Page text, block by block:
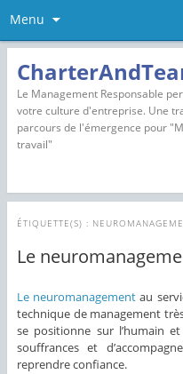
Menu
Le Management Responsable
votre culture d'entreprise. Une
parcours de l'émergence pour
travail"
ÉTIQUETTE(S) :
Le
Le neuromanagement au
technique de management
se positionne sur l’humain
souffrances et
reprendre confiance.